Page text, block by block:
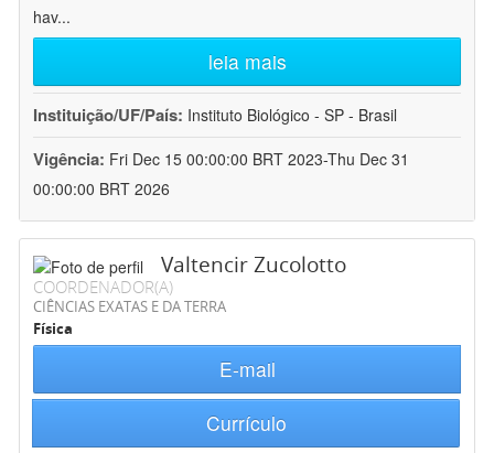
hav...
leia mais
Instituição/UF/País: Instituto Biológico - SP - Brasil
Vigência: Fri Dec 15 00:00:00 BRT 2023-Thu Dec 31
00:00:00 BRT 2026
Valtencir Zucolotto
COORDENADOR(A)
CIÊNCIAS EXATAS E DA TERRA
Física
E-mail
Currículo